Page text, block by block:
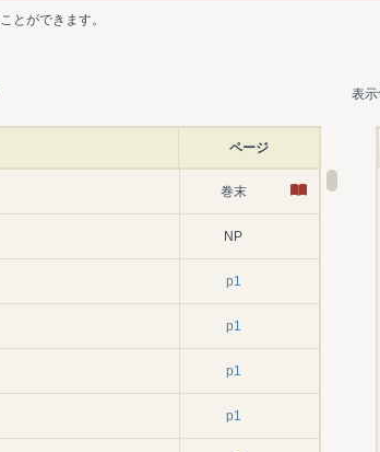
とができます。
表
ページ
巻末
NP
p1
p1
p1
p1